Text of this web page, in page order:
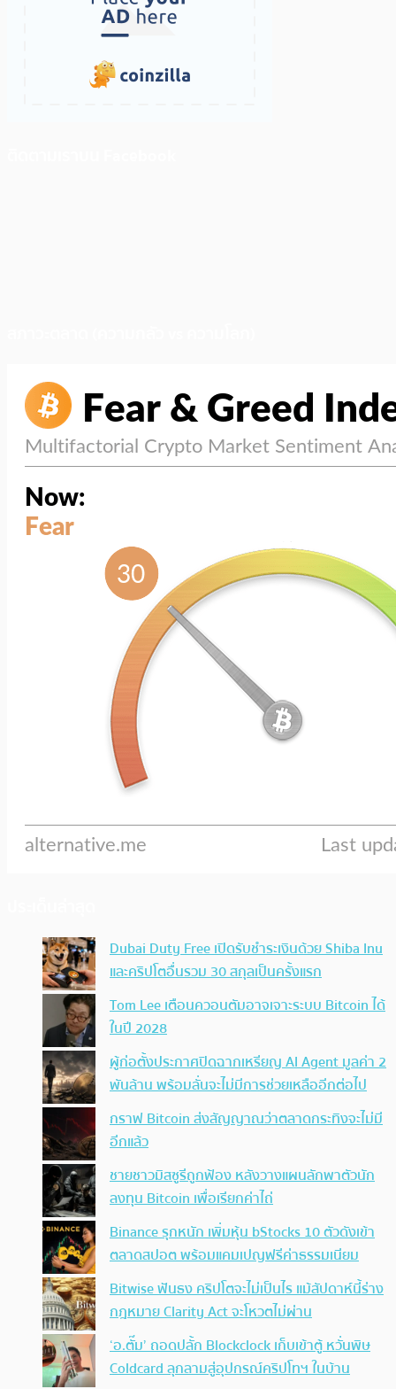
Dubai Duty Free เปิดรับชำระเงินด้วย Shiba Inu
และคริปโตอื่นรวม 30 สกุลเป็นครั้งแรก
Tom Lee เตือนควอนตัมอาจเจาะระบบ Bitcoin ได้
ในปี 2028
ผู้ก่อตั้งประกาศปิดฉากเหรียญ AI Agent มูลค่า 2
พันล้าน พร้อมลั่นจะไม่มีการช่วยเหลืออีกต่อไป
กราฟ Bitcoin ส่งสัญญาณว่าตลาดกระทิงจะไม่มี
อีกแล้ว
ชายชาวมิสซูรีถูกฟ้อง หลังวางแผนลักพาตัวนัก
ลงทุน Bitcoin เพื่อเรียกค่าไถ่
Binance รุกหนัก เพิ่มหุ้น bStocks 10 ตัวดังเข้า
ตลาดสปอต พร้อมแคมเปญฟรีค่าธรรมเนียม
Bitwise ฟันธง คริปโตจะไม่เป็นไร แม้สัปดาห์นี้ร่าง
กฎหมาย Clarity Act จะโหวตไม่ผ่าน
‘อ.ตั๊ม’ ถอดปลั้ก Blockclock เก็บเข้าตู้ หวั่นพิษ
Coldcard ลุกลามสู่อุปกรณ์คริปโทฯ ในบ้าน